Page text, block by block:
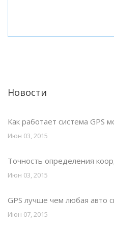
Новости
Как работает система GPS
Июн 03, 2015
Точность определения
Июн 03, 2015
GPS лучше чем любая авто
Июн 07, 2015